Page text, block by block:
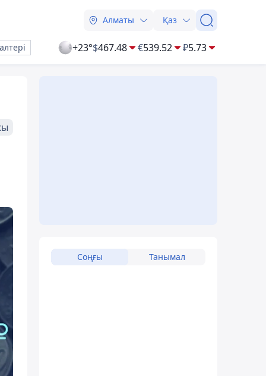
Алматы Қаз
+23°$467.48 €539.52 ₽5.73
Соңғы Танымал